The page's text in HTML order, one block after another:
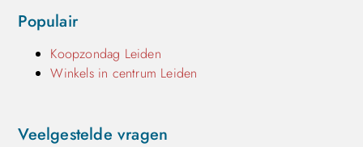
Populair
Koopzondag Leiden
Winkels in centrum Leiden
Veelgestelde vragen